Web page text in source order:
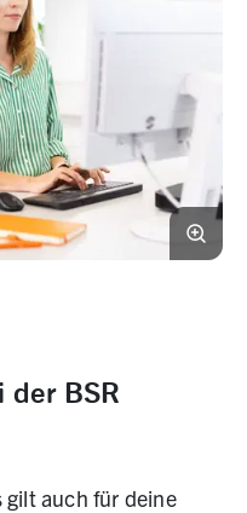
der BSR
gilt auch für deine